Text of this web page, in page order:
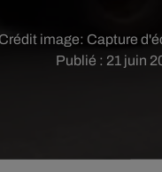
Publié : 21 juin
Crédit image: Capture